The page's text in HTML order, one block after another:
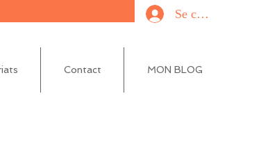
Contact MON BLOG
Se connecter